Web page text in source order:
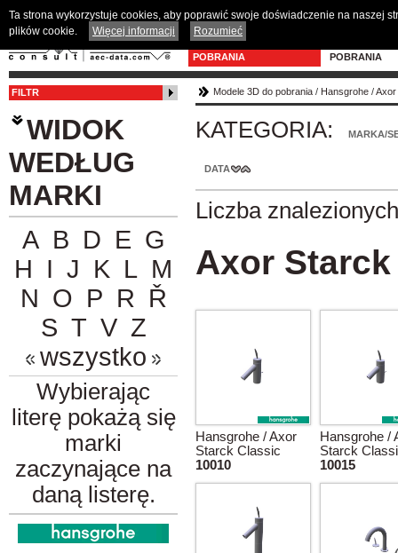
POBRANIA
POBRANIA
FILTR
WIDOK
WEDŁUG
MARKI
A B D E G
H I J K L M
N O P R Ř
S T V Z
wszystko
Wybierając
literę pokażą się
marki
zaczynające na
daną listerę.
Modele 3D do pobrania / Hansgrohe /Axor
KATEGORIA: MARKA/
DATA
Liczba
Axor
Hansgrohe / Axor
Starck Classic
10010
Hansgrohe /
Starck
10015
Ta strona wykorzystuje cookies, aby poprawić swoje doświadczenie na naszej
plików cookie.
Więcej informacji Rozumieć